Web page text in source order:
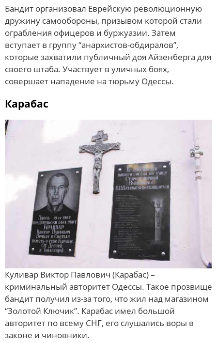
Бандит организовал Еврейскую революционную
дружину самообороны, призывом которой стали
ограбления офицеров и буржуазии. Затем
вступает в группу “анархистов-обдиралов”,
которые захватили публичный доя Айзенберга для
своего штаба. Участвует в уличных боях,
совершает нападение на тюрьму Одессы.
Карабас
Куливар Виктор Павлович (Карабас) –
криминальный авторитет Одессы. Такое прозвище
бандит получил из-за того, что жил над магазином
“Золотой Ключик”. Карабас имел большой
авторитет по всему СНГ, его слушались воры в
законе и чиновники.